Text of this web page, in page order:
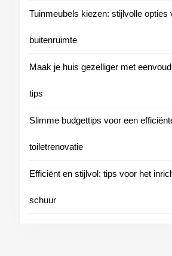
Tuinmeubels kiezen: stijlvolle opties
buitenruimte
Maak je huis gezelliger met
tips
Slimme budgettips voor een
toiletrenovatie
Efficiënt en stijlvol: tips voor het
schuur